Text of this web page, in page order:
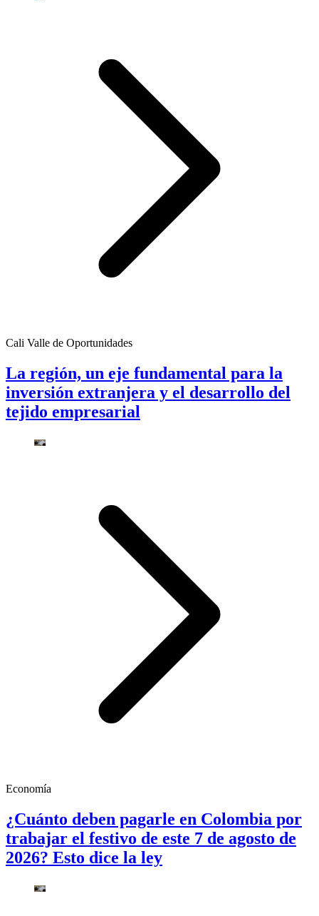
Cali Valle de Oportunidades
La región, un eje fundamental para la
inversión extranjera y el desarrollo del
tejido empresarial
Economía
¿Cuánto deben pagarle en Colombia por
trabajar el festivo de este 7 de agosto de
2026? Esto dice la ley